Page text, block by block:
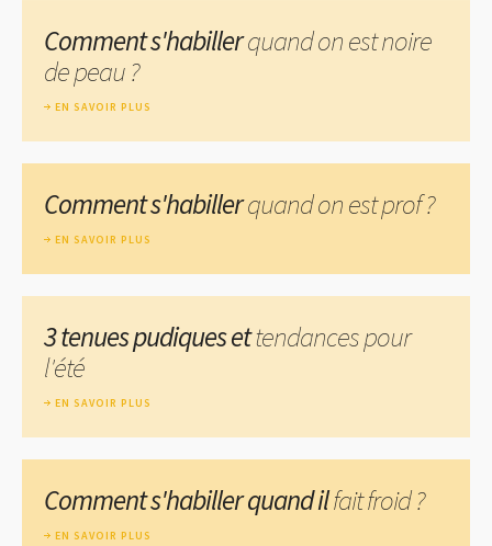
Comment s'habillerquand on est noire
de peau ?
EN SAVOIR PLUS
Comment s'habillerquand on est prof ?
EN SAVOIR PLUS
3 tenues pudiques ettendances pour
l'été
EN SAVOIR PLUS
Comment s'habiller quand ilfait froid ?
EN SAVOIR PLUS